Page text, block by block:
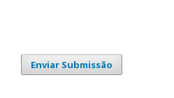
Enviar Submissão